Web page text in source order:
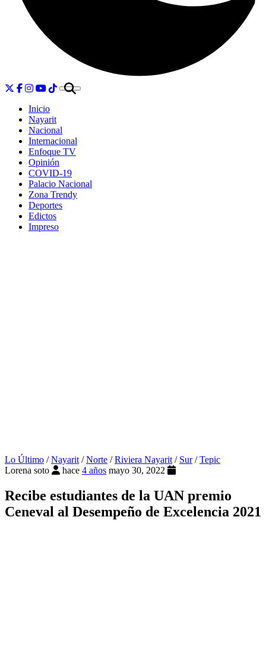
Inicio
Nayarit
Nacional
Internacional
Enfoque TV
Opinión
COVID-19
Palacio Nacional
Zona Trendy
Deportes
Edictos
Impreso
Lo Último /Nayarit/Norte /Riviera Nayarit/ Sur/Tepic
Lorena soto
hace 4 años mayo 30, 2022
Recibe estudiantes de la UAN premio
Ceneval al Desempeño de Excelencia 2021